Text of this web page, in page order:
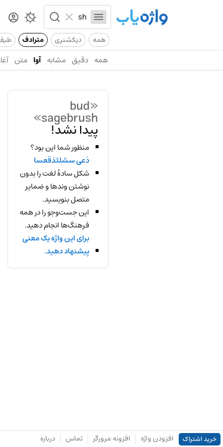
همه دیکشنری مترادف
همه دقیق مشابه آوا متن
«bud
sagebrush»
پیدا نشد!
منظور شما این بود؟
ذعی سشلثذقعسا
شکل سادهٔ لغت را بدون
نوشتن وندها و ضمایر
متصل بنویسید.
این جست‌وجو را در همه
فرهنگ‌ها انجام دهید.
برای این واژه یک معنی
پیشنهاد دهید.
خرید اشتراک افزودن واژه افزونه مرورگر تماس درباره